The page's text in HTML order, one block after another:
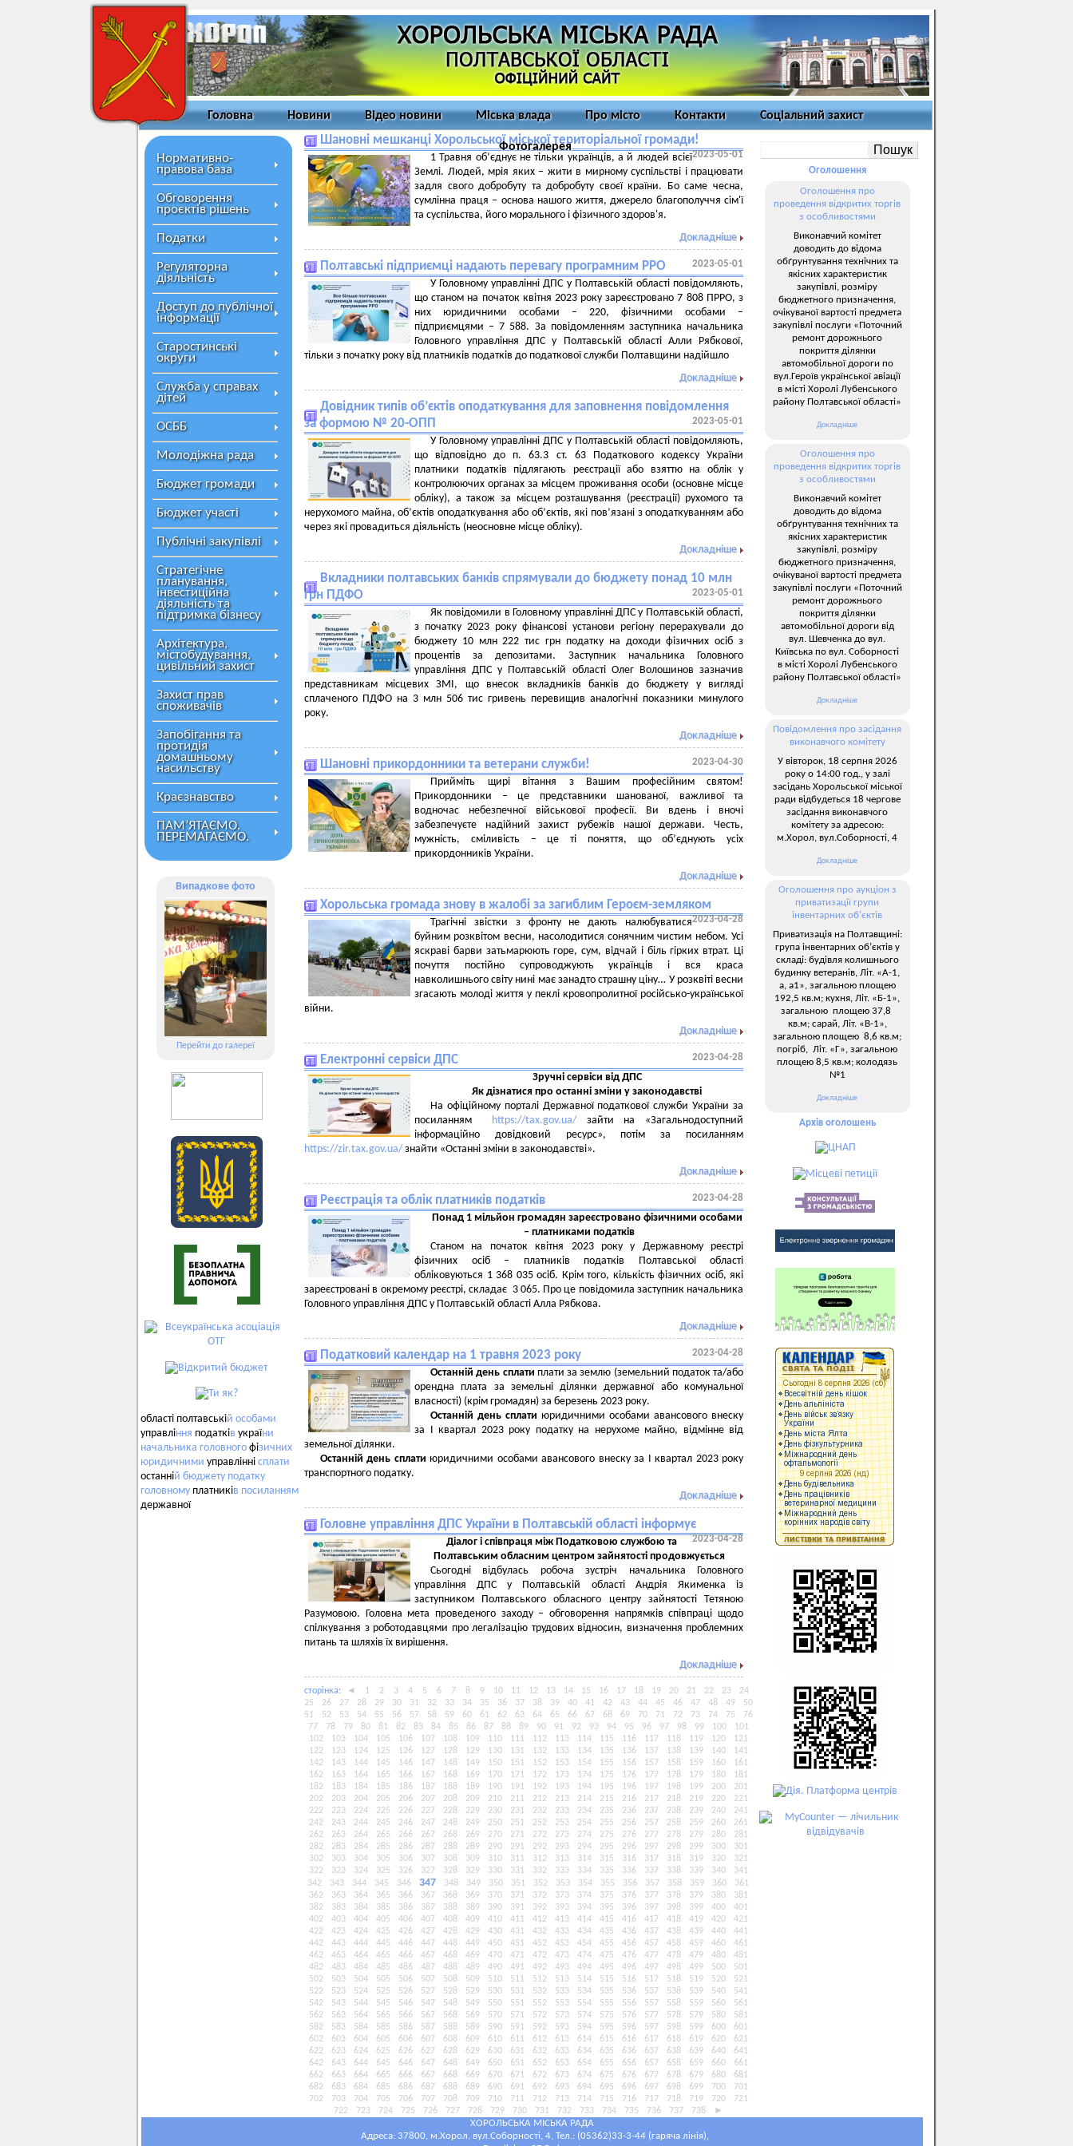
Головна Новини Відео новини Міська влада Про місто Контакти Соціальний захист
Фотогалерея
Нормативно-
правова база
Обговорення
проєктів рішень
Податки
Регуляторна
діяльність
Доступ до публічної
інформації
Старостинські
округи
Служба у справах
дітей
ОСББ
Молодіжна рада
Бюджет громади
Бюджет участі
Публічні закупівлі
Стратегічне
планування,
інвестиційна
діяльність та
підтримка бізнесу
Архітектура,
містобудування,
цивільний захист
Захист прав
споживачів
Запобігання та
протидія
домашньому
насильству
Краєзнавство
ПАМ’ЯТАЄМО.
ПЕРЕМАГАЄМО.
Випадкове фото
Перейти до галереї
області полтавській особами
управління податків україни
начальника головного фізичних
юридичними управлінні сплати
останній бюджету податку
головному платників посиланням
державної
Шановні мешканці Хорольської міської територіальної громади!
2023-05-01
1 Травня об’єднує не тільки українців, а й людей всієї
Землі. Людей, мрія яких – жити в мирному суспільстві і працювати
задля свого добробуту та добробуту своєї країни. Бо саме чесна,
сумлінна праця – основа нашого життя, джерело благополуччя сім'ї
та суспільства, його морального і фізичного здоров'я.
Докладніше
Полтавські підприємці надають перевагу програмним РРО 2023-05-01
У Головному управлінні ДПС у Полтавській області повідомляють,
що станом на початок квітня 2023 року зареєстровано 7 808 ПРРО, з
них юридичними особами – 220, фізичними особами –
підприємцями – 7 588. За повідомленням заступника начальника
Головного управління ДПС у Полтавській області Алли Рябкової,
тільки з початку року від платників податків до податкової служби Полтавщини надійшло
Докладніше
Довідник типів об’єктів оподаткування для заповнення повідомлення
за формою № 20-ОПП
2023-05-01
У Головному управлінні ДПС у Полтавській області повідомляють,
що відповідно до п. 63.3 ст. 63 Податкового кодексу України
платники податків підлягають реєстрації або взяттю на облік у
контролюючих органах за місцем проживання особи (основне місце
обліку), а також за місцем розташування (реєстрації) рухомого та
нерухомого майна, об’єктів оподаткування або об’єктів, які пов’язані з оподаткуванням або
через які провадиться діяльність (неосновне місце обліку).
Докладніше
Вкладники полтавських банків спрямували до бюджету понад 10 млн
грн ПДФО
2023-05-01
Як повідомили в Головному управлінні ДПС у Полтавській області,
з початку 2023 року фінансові установи регіону перерахували до
бюджету 10 млн 222 тис грн податку на доходи фізичних осіб з
процентів за депозитами. Заступник начальника Головного
управління ДПС у Полтавській області Олег Волошинов зазначив
представникам місцевих ЗМІ, що внесок вкладників банків до бюджету у вигляді
сплаченого ПДФО на 3 млн 506 тис гривень перевищив аналогічні показники минулого
року.
Докладніше
Шановні прикордонники та ветерани служби! 2023-04-30
Прийміть щирі вітання з Вашим професійним святом!
Прикордонники – це представники шанованої, важливої та
водночас небезпечної військової професії. Ви вдень і вночі
забезпечуєте надійний захист рубежів нашої держави. Честь,
мужність, сміливість – це ті поняття, що об’єднують усіх
прикордонників України.
Докладніше
Хорольська громада знову в жалобі за загиблим Героєм-земляком
2023-04-28
Трагічні звістки з фронту не дають налюбуватися
буйним розквітом весни, насолодитися сонячним чистим небом. Усі
яскраві барви затьмарюють горе, сум, відчай і біль гірких втрат. Ці
почуття постійно супроводжують українців і вся краса
навколишнього світу нині має занадто страшну ціну… У розквіті весни
згасають молоді життя у пеклі кровопролитної російсько-української
війни.
Докладніше
Електронні сервіси ДПС 2023-04-28
Зручні сервіси від ДПС
Як дізнатися про останні зміни у законодавстві
На офіційному порталі Державної податкової служби України за
посиланням https://tax.gov.ua/ зайти на «Загальнодоступний
інформаційно довідковий ресурс», потім за посиланням
https://zir.tax.gov.ua/ знайти «Останні зміни в законодавстві».
Докладніше
Реєстрація та облік платників податків 2023-04-28
Понад 1 мільйон громадян зареєстровано фізичними особами
– платниками податків
Станом на початок квітня 2023 року у Державному реєстрі
фізичних осіб – платників податків Полтавської області
обліковуються 1 368 035 осіб. Крім того, кількість фізичних осіб, які
зареєстровані в окремому реєстрі, складає 3 065. Про це повідомила заступник начальника
Головного управління ДПС у Полтавській області Алла Рябкова.
Докладніше
Податковий календар на 1 травня 2023 року 2023-04-28
Останній день сплати плати за землю (земельний податок та/або
орендна плата за земельні ділянки державної або комунальної
власності) (крім громадян) за березень 2023 року.
Останній день сплати юридичними особами авансового внеску
за І квартал 2023 року податку на нерухоме майно, відмінне від
земельної ділянки.
Останній день сплати юридичними особами авансового внеску за І квартал 2023 року
транспортного податку.
Докладніше
Головне управління ДПС України в Полтавській області інформує
2023-04-28
Діалог і співпраця між Податковою службою та
Полтавським обласним центром зайнятості продовжується
Сьогодні відбулась робоча зустріч начальника Головного
управління ДПС у Полтавській області Андрія Якименка із
заступником Полтавського обласного центру зайнятості Тетяною
Разумовою. Головна мета проведеного заходу – обговорення напрямків співпраці щодо
спілкування з роботодавцями про легалізацію трудових відносин, визначення проблемних
питань та шляхів їх вирішення.
Докладніше
сторiнка: ◄ 1 2 3 4 5 6 7 8 9 10 11 12 13 14 15 16 17 18 19 20 21 22 23
24
25
26 27 28 29 30 31 32 33 34 35 36 37 38 39 40 41 42 43 44 45 46 47 48 49
50
51
52 53 54 55 56 57 58 59 60 61 62 63 64 65 66 67 68 69 70 71 72 73 74 75
76
77
78 79 80 81 82 83 84 85 86 87 88 89 90 91 92 93 94 95 96 97 98 99 100
101
102
103 104 105 106 107 108 109 110 111 112 113 114 115 116 117 118 119 120
121
122
123 124 125 126 127 128 129 130 131 132 133 134 135 136 137 138 139 140
141
142
143 144 145 146 147 148 149 150 151 152 153 154 155 156 157 158 159 160
161
162
163 164 165 166 167 168 169 170 171 172 173 174 175 176 177 178 179 180
181
182
183 184 185 186 187 188 189 190 191 192 193 194 195 196 197 198 199 200
201
202
203 204 205 206 207 208 209 210 211 212 213 214 215 216 217 218 219 220
221
222
223 224 225 226 227 228 229 230 231 232 233 234 235 236 237 238 239 240
241
242
243 244 245 246 247 248 249 250 251 252 253 254 255 256 257 258 259 260
261
262
263 264 265 266 267 268 269 270 271 272 273 274 275 276 277 278 279 280
281
282
283 284 285 286 287 288 289 290 291 292 293 294 295 296 297 298 299 300
301
302
303 304 305 306 307 308 309 310 311 312 313 314 315 316 317 318 319 320
321
322
323 324 325 326 327 328 329 330 331 332 333 334 335 336 337 338 339 340
341
342
343 344 345 346 347 348 349 350 351 352 353 354 355 356 357 358 359 360
361
362
363 364 365 366 367 368 369 370 371 372 373 374 375 376 377 378 379 380
381
382
383 384 385 386 387 388 389 390 391 392 393 394 395 396 397 398 399 400
401
402
403 404 405 406 407 408 409 410 411 412 413 414 415 416 417 418 419 420
421
422
423 424 425 426 427 428 429 430 431 432 433 434 435 436 437 438 439 440
441
442
443 444 445 446 447 448 449 450 451 452 453 454 455 456 457 458 459 460
461
462
463 464 465 466 467 468 469 470 471 472 473 474 475 476 477 478 479 480
481
482
483 484 485 486 487 488 489 490 491 492 493 494 495 496 497 498 499 500
501
502
503 504 505 506 507 508 509 510 511 512 513 514 515 516 517 518 519 520
521
522
523 524 525 526 527 528 529 530 531 532 533 534 535 536 537 538 539 540
541
542
543 544 545 546 547 548 549 550 551 552 553 554 555 556 557 558 559 560
561
562
563 564 565 566 567 568 569 570 571 572 573 574 575 576 577 578 579 580
581
582
583 584 585 586 587 588 589 590 591 592 593 594 595 596 597 598 599 600
601
602
603 604 605 606 607 608 609 610 611 612 613 614 615 616 617 618 619 620
621
622
623 624 625 626 627 628 629 630 631 632 633 634 635 636 637 638 639 640
641
642
643 644 645 646 647 648 649 650 651 652 653 654 655 656 657 658 659 660
661
662
663 664 665 666 667 668 669 670 671 672 673 674 675 676 677 678 679 680
681
682
683 684 685 686 687 688 689 690 691 692 693 694 695 696 697 698 699 700
701
702
703 704 705 706 707 708 709 710 711 712 713 714 715 716 717 718 719 720
721
722
723 724 725 726 727 728 729 730 731 732 733 734 735 736 737 738 ►
Оголошення
Оголошення про
проведення відкритих торгів
з особливостями
Виконавчий комітет
доводить до відома
обґрунтування технічних та
якісних характеристик
закупівлі, розміру
бюджетного призначення,
очікуваної вартості предмета
закупівлі послуги «Поточний
ремонт дорожнього
покриття ділянки
автомобільної дороги по
вул.Героїв української авіації
в місті Хоролі Лубенського
району Полтавської області»
Докладніше
Оголошення про
проведення відкритих торгів
з особливостями
Виконавчий комітет
доводить до відома
обґрунтування технічних та
якісних характеристик
закупівлі, розміру
бюджетного призначення,
очікуваної вартості предмета
закупівлі послуги «Поточний
ремонт дорожнього
покриття ділянки
автомобільної дороги від
вул. Шевченка до вул.
Київська по вул. Соборності
в місті Хоролі Лубенського
району Полтавської області»
Докладніше
Повідомлення про засідання
виконавчого комітету
У вівторок, 18 серпня 2026
року о 14:00 год., у залі
засідань Хорольської міської
ради відбудеться 18 чергове
засідання виконавчого
комітету за адресою:
м.Хорол, вул.Соборності, 4
Докладніше
Оголошення про аукціон з
приватизації групи
інвентарних об’єктів
Приватизація на Полтавщині:
група інвентарних об’єктів у
складі: будівля колишнього
будинку ветеранів, Літ. «А-1,
а, а1», загальною площею
192,5 кв.м; кухня, Літ. «Б-1»,
загальною площею 37,8
кв.м; сарай, Літ. «В-1»,
загальною площею 8,6 кв.м;
погріб, Літ. «Г», загальною
площею 8,5 кв.м; колодязь
№1
Докладніше
Архів оголошень
ХОРОЛЬСЬКА МІСЬКА РАДА
Адреса: 37800, м.Хорол, вул.Соборності, 4, Тел.: (05362)33-3-44 (гаряча лінія),